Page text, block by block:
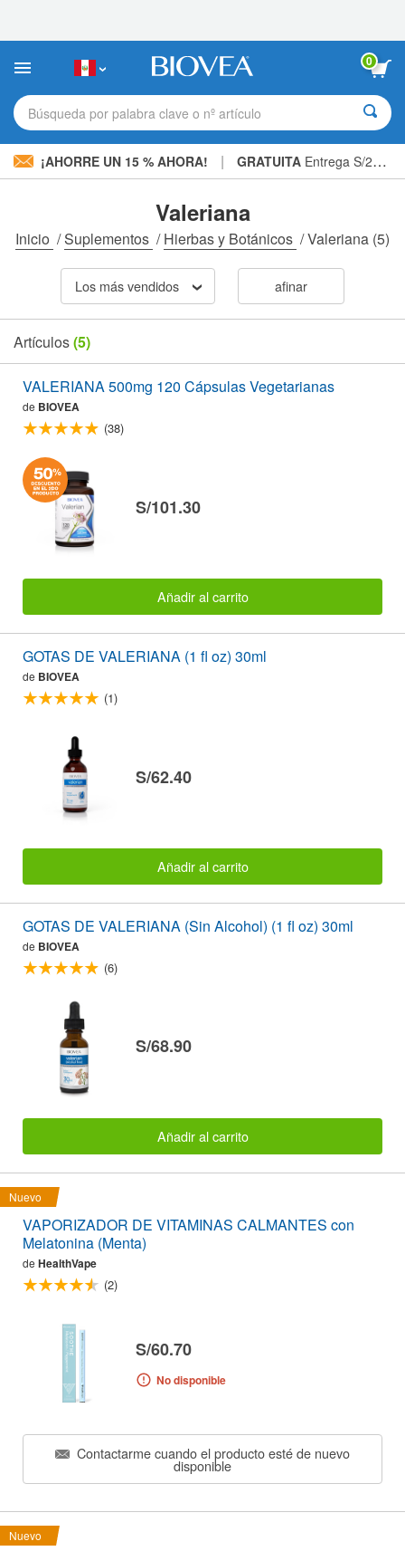
sitio
incluye
sistema
de
0
Búsqueda por palabra clave o nº artículo
¡AHORRE UN 15 % AHORA! | GRATUITA Entrega S/234.00 »
Valeriana
Inicio /Suplementos /Hierbas y Botánicos /Valeriana (5)
Los más vendidos afinar
Artículos(5)
VALERIANA 500mg 120 Cápsulas Vegetarianas
de BIOVEA
(38)
S/101.30
Añadir al carrito
GOTAS DE VALERIANA (1 fl oz) 30ml
de BIOVEA
(1)
S/62.40
Añadir al carrito
GOTAS DE VALERIANA (Sin Alcohol) (1 fl oz) 30ml
de BIOVEA
(6)
S/68.90
Añadir al carrito
Nuevo
VAPORIZADOR DE VITAMINAS CALMANTES con
Melatonina (Menta)
de HealthVape
(2)
S/60.70
No disponible
Contactarme cuando el producto esté de nuevo
disponible
Nuevo